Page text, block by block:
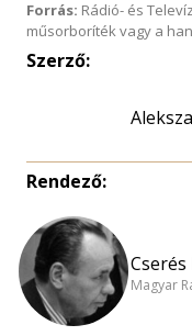
Forrás: Rádió- és
műsorboríték vagy a
Szerző:
Rendező:
Magyar